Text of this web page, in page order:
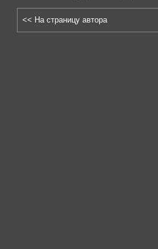
<< На страницу автора